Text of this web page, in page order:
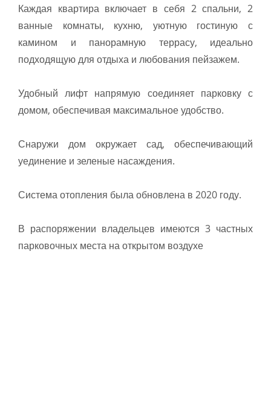
Каждая квартира включает в себя 2 спальни, 2
ванные комнаты, кухню, уютную гостиную с
камином и панорамную террасу, идеально
подходящую для отдыха и любования пейзажем.
Удобный лифт напрямую соединяет парковку с
домом, обеспечивая максимальное удобство.
Снаружи дом окружает сад, обеспечивающий
уединение и зеленые насаждения.
Система отопления была обновлена в 2020 году.
В распоряжении владельцев имеются 3 частных
парковочных места на открытом воздухе